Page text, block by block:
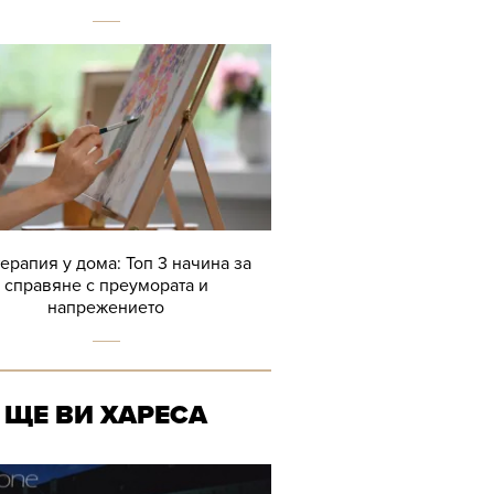
у дома: Топ 3 начина за
справяне с преумората и
напрежението
ЩЕ ВИ ХАРЕСА